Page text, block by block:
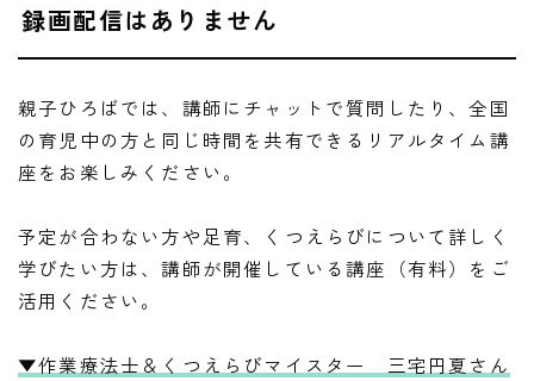
録画配信はありません
親子ひろばでは、講師にチャットで質問したり、全国
の育児中の方と同じ時間を共有できるリアルタイム講
座をお楽しみください。
予定が合わない方や足育、くつえらびについて詳しく
学びたい方は、講師が開催している講座（有料）をご
活用ください。
▼作業療法士＆くつえらびマイスター 三宅円夏さん